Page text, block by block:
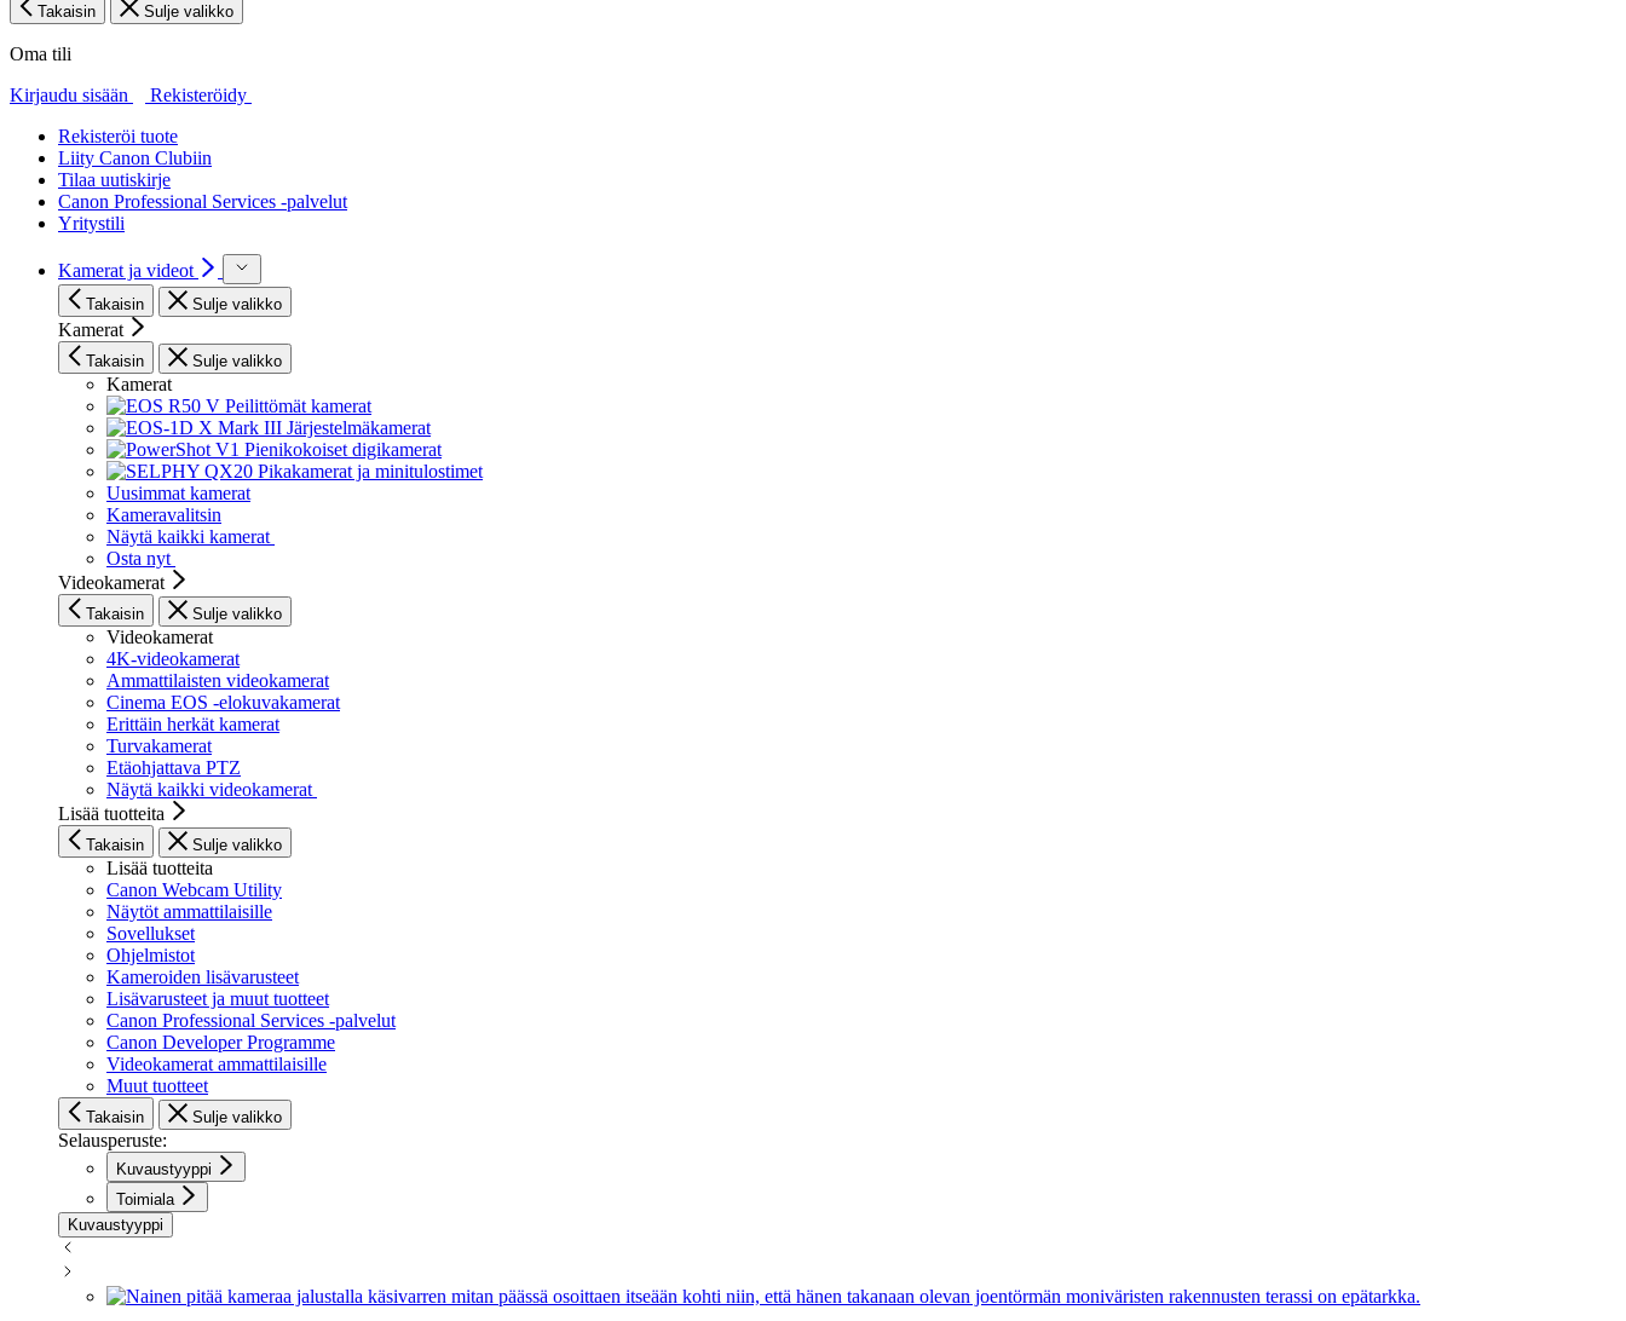
Takaisin Sulje valikko
Oma tili
Kirjaudu sisään
Rekisteröidy
Rekisteröi tuote
Liity Canon Clubiin
Tilaa uutiskirje
Canon Professional Services -palvelut
Yritystili
Kamerat ja videot
Takaisin Sulje valikko
Kamerat
Takaisin Sulje valikko
Kamerat
Peilittömät kamerat
Järjestelmäkamerat
Pienikokoiset digikamerat
Pikakamerat ja minitulostimet
Uusimmat kamerat
Kameravalitsin
Näytä kaikki kamerat
Osta nyt
Videokamerat
Takaisin Sulje valikko
Videokamerat
4K-videokamerat
Ammattilaisten videokamerat
Cinema EOS -elokuvakamerat
Erittäin herkät kamerat
Turvakamerat
Etäohjattava PTZ
Näytä kaikki videokamerat
Lisää tuotteita
Takaisin Sulje valikko
Lisää tuotteita
Canon Webcam Utility
Näytöt ammattilaisille
Sovellukset
Ohjelmistot
Kameroiden lisävarusteet
Lisävarusteet ja muut tuotteet
Canon Professional Services -palvelut
Canon Developer Programme
Videokamerat ammattilaisille
Muut tuotteet
Takaisin Sulje valikko
Selausperuste:
Kuvaustyyppi
Toimiala
Kuvaustyyppi